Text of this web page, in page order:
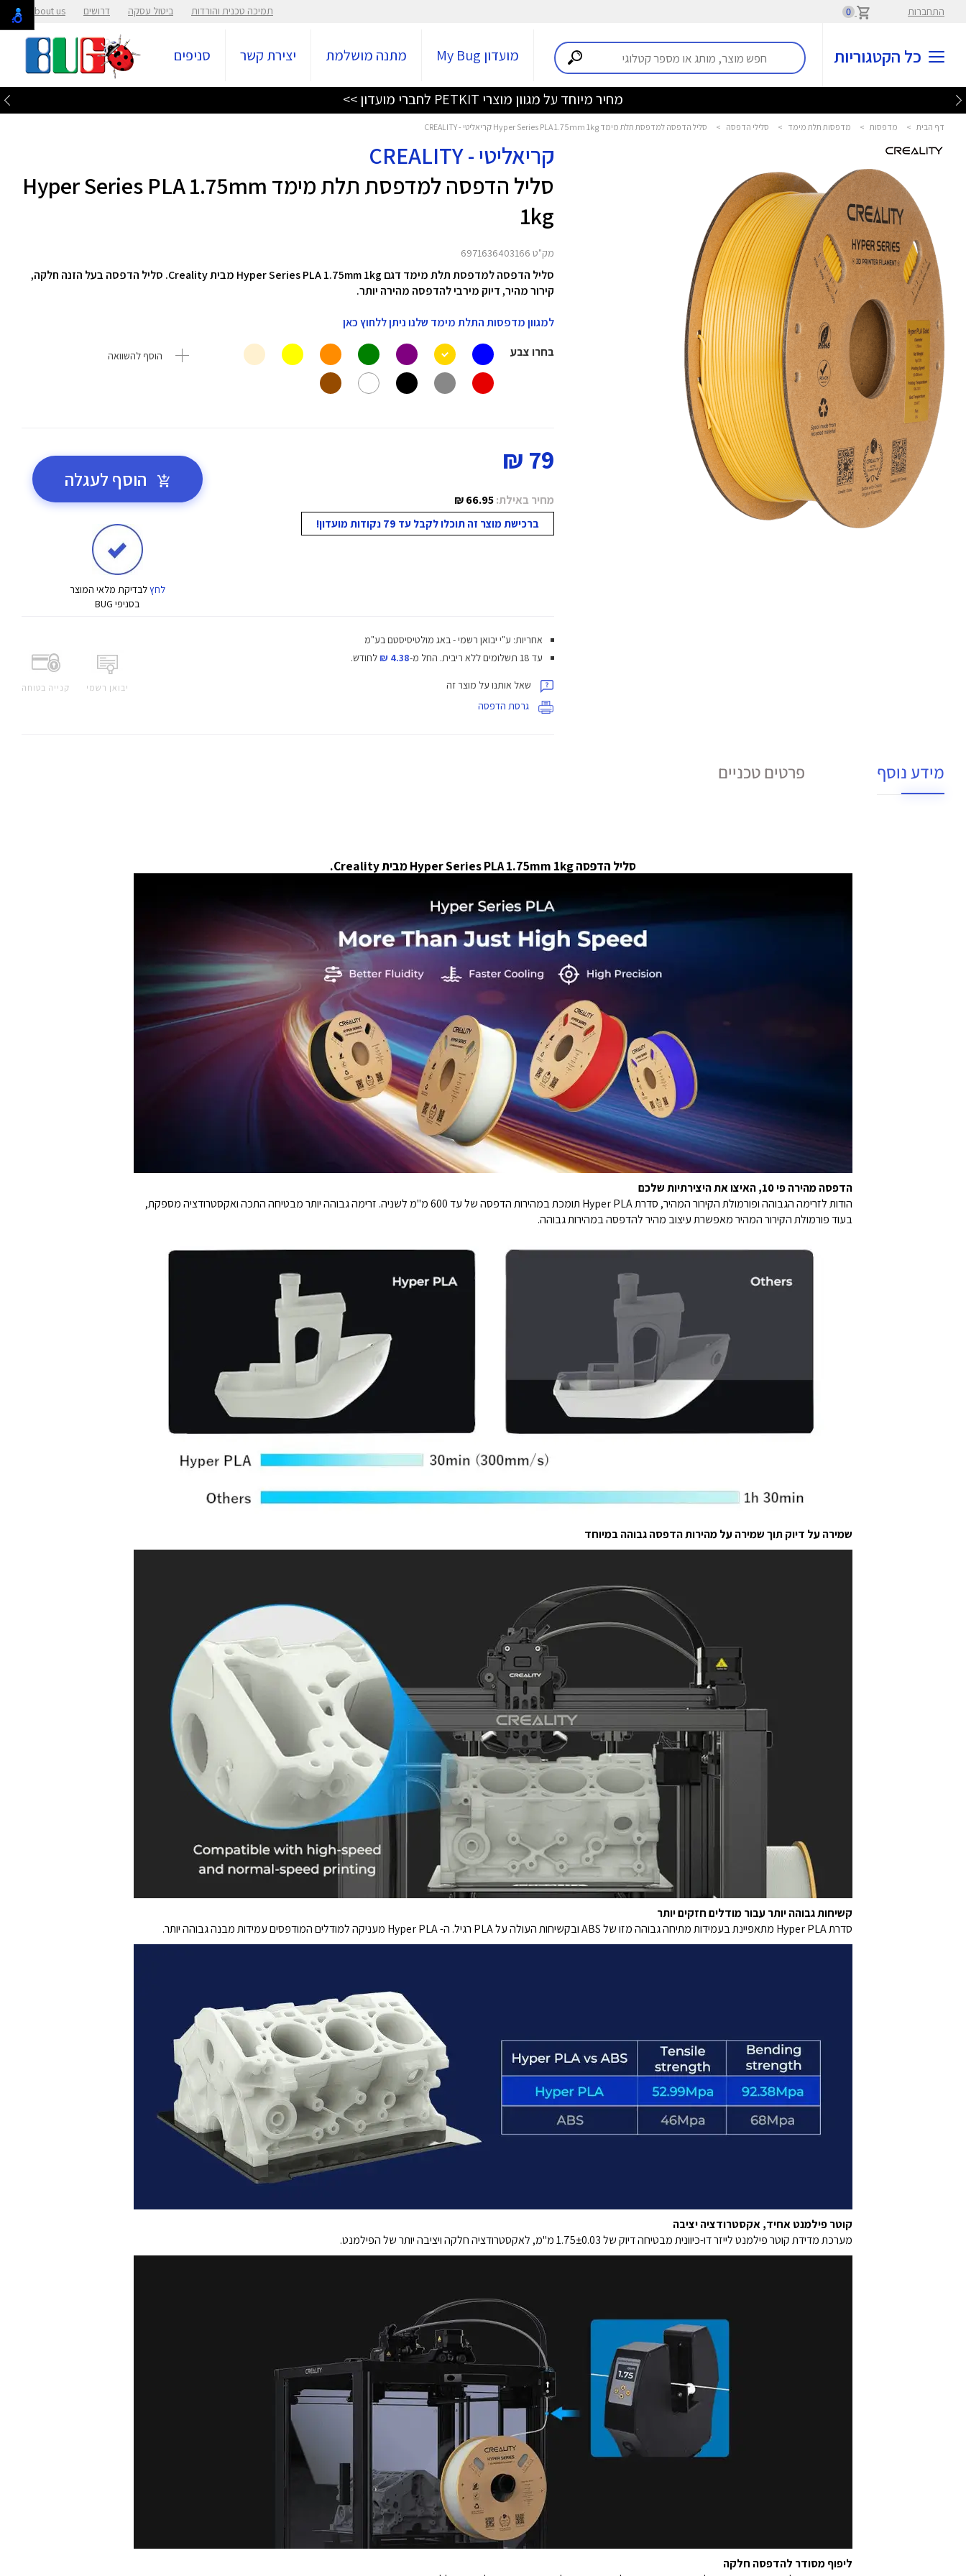
התחברות 0 תמיכה טכנית והורדות ביטול עסקה דרושים About us
כל הקטגוריות מועדון My Bug מתנה מושלמת יצירת קשר סניפים
מחיר מיוחד על מגוון מוצרי PETKIT לחברי מועדון >>
דף הבית > מדפסות > מדפסות תלת מימד > סלילי הדפסה > סליל הדפסה למדפסת תלת מימד Hyper Series PLA 1.75mm 1kg קריאליטי - CREALITY
קריאליטי - CREALITY
סליל הדפסה למדפסת תלת מימד Hyper Series PLA 1.75mm
1kg
מק"ט 6971636403166
סליל הדפסה למדפסת תלת מימד דגם Hyper Series PLA 1.75mm 1kg מבית Creality. סליל הדפסה בעל הזנה חלקה,
קירור מהיר, דיוק מירבי להדפסה מהירה יותר.
למגוון מדפסות התלת מימד שלנו ניתן ללחוץ כאן
בחרו צבע
הוסף להשוואה
79 ₪
מחיר באילת:66.95 ₪
ברכישת מוצר זה תוכלו לקבל עד 79 נקודות מועדון!
הוסף לעגלה
לחץלבדיקת מלאי המוצר
בסניפי BUG
יבואן רשמי קנייה בטוחה
אחריות: ע"י יבואן רשמי - באג מולטיסיסטם בע"מ
עד 18 תשלומים ללא ריבית.
החל מ-4.38 ₪ לחודש.
שאל אותנו על מוצר זה
גרסת הדפסה
מידע נוסף פרטים טכניים
סליל הדפסה Hyper Series PLA 1.75mm 1kg מבית Creality.
הדפסה מהירה פי 10, האיצו את היצירתיות שלכם
הודות לזרימה הגבוהה ופורמולת הקירור המהיר, סדרת Hyper PLA תומכת במהירות הדפסה של עד 600 מ"מ לשניה. זרימה גבוהה יותר מבטיחה התכה ואקסטרודציה מספקת,
בעוד פורמולת הקירור המהיר מאפשרת עיצוב מהיר להדפסה במהירות גבוהה.
שמירה על דיוק תוך שמירה על מהירות הדפסה גבוהה במיוחד
קשיחות גבוהה יותר עבור מודלים חזקים יותר
סדרת Hyper PLA מתאפיינת בעמידות מתיחה גבוהה מזו של ABS ובקשיחות העולה על PLA רגיל. ה- Hyper PLA מעניקה למודלים המודפסים עמידות מבנה גבוהה יותר.
קוטר פילמנט אחיד, אקסטרודציה יציבה
מערכת מדידת קוטר פילמנט לייזר דו-כיוונית מבטיחה דיוק של 1.75±0.03 מ"מ, לאקסטרודציה חלקה ויציבה יותר של הפילמנט.
ליפוף מסודר להדפסה חלקה